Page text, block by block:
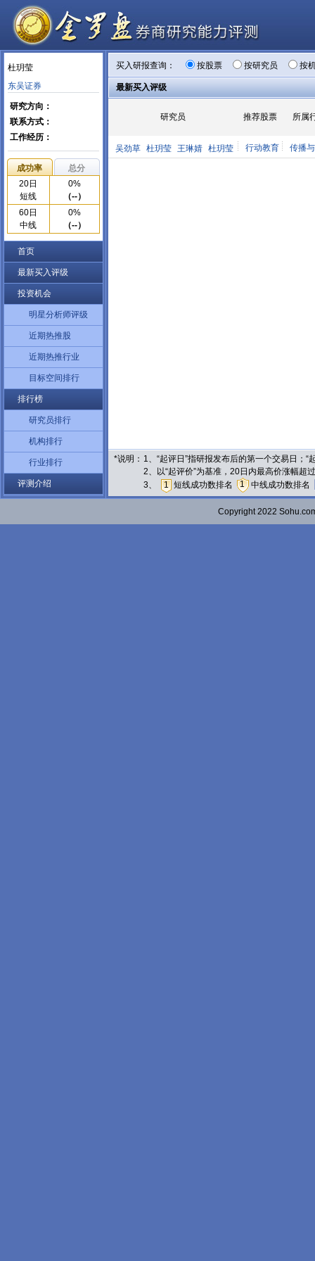
杜玥莹
东吴证券
研究方向：
联系方式：
工作经历：
成功率
总分
20日
短线
0%
（--）
60日
中线
0%
（--）
首页
最新买入评级
投资机会
明星分析师评级
近期热推股
近期热推行业
目标空间排行
排行榜
研究员排行
机构排行
行业排行
评测介绍
买入研报查询： 按股票 按研究员 按
最新买入评级
研究员 推荐股票 所属
吴劲草 杜玥莹 王琳婧 杜玥莹 行动教育 传播
*说明： 1、“起评日”指研报发布后的第一个交易日；
2、以“起评价”为基准，20日内最高价涨幅
3、
1 短线成功数排名 1 中线成功数排名
Copyright 2022